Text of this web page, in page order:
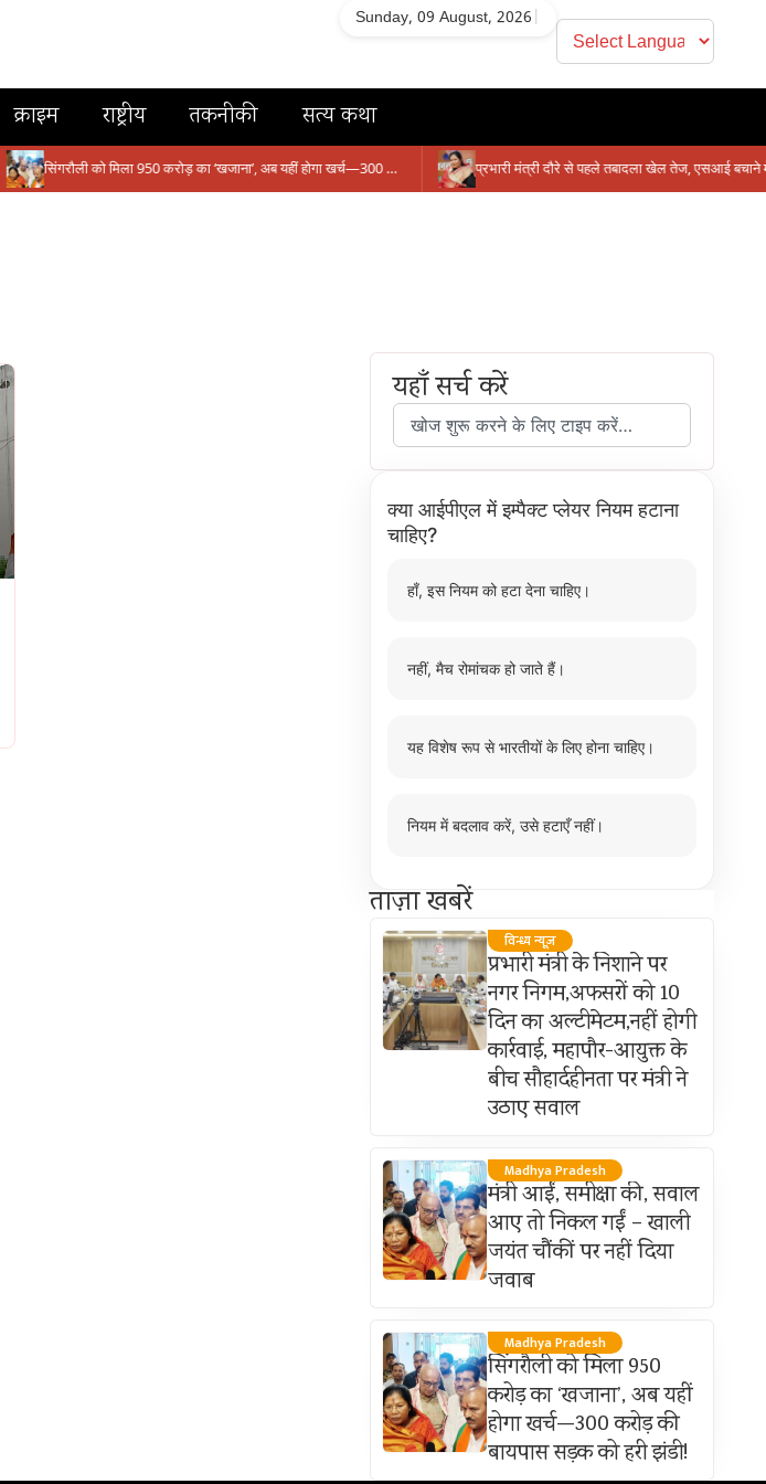
Sunday, 09 August, 2026
क्राइम राष्ट्रीय तकनीकी सत्य कथा
सिंगरौली को मिला 950 करोड़ का ‘खजाना’, अब यहीं होगा खर्च—300 करोड़ की बायपास सड़क को हरी झंडी!
यहाँ सर्च करें
क्या आईपीएल में इम्पैक्ट प्लेयर नियम हटाना
चाहिए?
हाँ, इस नियम को हटा देना चाहिए।
नहीं, मैच रोमांचक हो जाते हैं।
यह विशेष रूप से भारतीयों के लिए होना चाहिए।
नियम में बदलाव करें, उसे हटाएँ नहीं।
ताज़ा खबरें
विन्ध्य न्यूज़
प्रभारी मंत्री के निशाने पर
नगर निगम,अफसरों को 10
दिन का अल्टीमेटम,नहीं होगी
कार्रवाई, महापौर-आयुक्त के
बीच सौहार्दहीनता पर मंत्री ने
उठाए सवाल
Madhya Pradesh
मंत्री आईं, समीक्षा की, सवाल
आए तो निकल गईं – खाली
जयंत चौंकीं पर नहीं दिया
जवाब
Madhya Pradesh
सिंगरौली को मिला 950
करोड़ का ‘खजाना’, अब यहीं
होगा खर्च—300 करोड़ की
बायपास सड़क को हरी झंडी!